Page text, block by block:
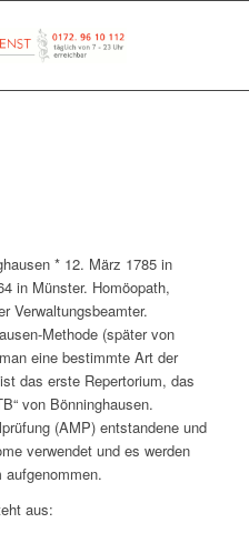
* 12. März 1785 in
in Münster. Homöopath,
Verwaltungsbeamter.
Methode (später von
eine bestimmte Art der
das erste Repertorium, das
von Bönninghausen.
(AMP) entstandene und
verwendet und es werden
aufgenommen.
aus: